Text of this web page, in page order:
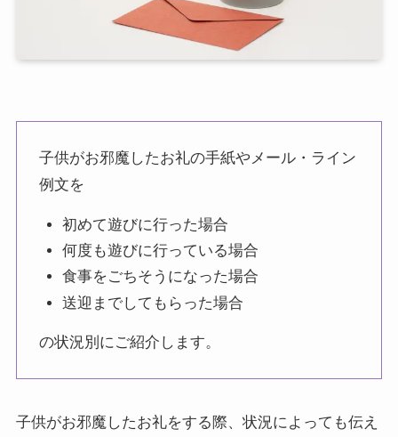
子供がお邪魔したお礼の手紙やメール・ライン
例文を
初めて遊びに行った場合
何度も遊びに行っている場合
食事をごちそうになった場合
送迎までしてもらった場合
の状況別にご紹介します。
子供がお邪魔したお礼をする際、状況によっても伝え